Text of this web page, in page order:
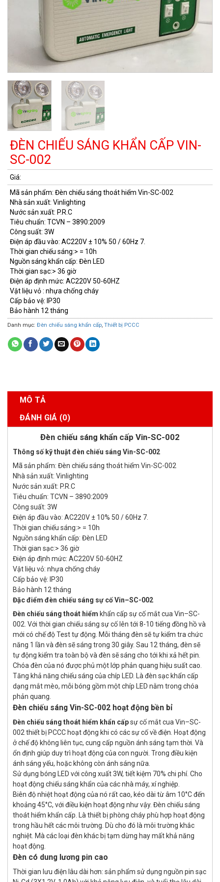
ĐÈN CHIẾU SÁNG KHẨN CẤP VIN-
SC-002
Mã sản phẩm: Đèn chiếu sáng thoát hiểm Vin-SC-002
Nhà sản xuất: Vinlighting
Nước sản xuất: P.R.C
Tiêu chuẩn: TCVN – 3890:2009
Công suất: 3W
Điện áp đầu vào: AC220V ± 10% 50 / 60Hz 7.
Thời gian chiếu sáng:> = 10h
Nguồn sáng khẩn cấp: Đèn LED
Thời gian sạc:> 36 giờ
Điện áp định mức: AC220V 50-60HZ
Vật liệu vỏ : nhựa chống cháy
Cấp bảo vệ: IP30
Bảo hành 12 tháng
Danh mục: Đèn chiếu sáng khẩn cấp, Thiết bị PCCC
MÔ TẢ
ĐÁNH GIÁ (0)
Đèn chiếu sáng khẩn cấp Vin-SC-002
Thông số kỹ thuật đèn chiếu sáng Vin-SC-002
Mã sản phẩm: Đèn chiếu sáng thoát hiểm Vin-SC-002
Nhà sản xuất: Vinlighting
Nước sản xuất: P.R.C
Tiêu chuẩn: TCVN – 3890:2009
Công suất: 3W
Điện áp đầu vào: AC220V ± 10% 50 / 60Hz 7.
Thời gian chiếu sáng:> = 10h
Nguồn sáng khẩn cấp: Đèn LED
Thời gian sạc:> 36 giờ
Điện áp định mức: AC220V 50-60HZ
Vật liệu vỏ: nhựa chống cháy
Cấp bảo vệ: IP30
Bảo hành 12 tháng
Đặc điểm đèn chiếu sáng sự cố Vin–SC-002
Đèn chiếu sáng thoát hiểm khẩn cấp sự cố mắt cua Vin–SC-
002. Với thời gian chiếu sáng sự cố lên tới 8-10 tiếng đồng hồ và
mới có chế độ Test tự động. Mỗi tháng đèn sẽ tự kiểm tra chức
năng 1 lần và đèn sẽ sáng trong 30 giây. Sau 12 tháng, đèn sẽ
tự động kiểm tra toàn bộ và đèn sẽ sáng cho tới khi xả hết pin.
Chóa đèn của nó được phủ một lớp phản quang hiệu suất cao.
Tăng khả năng chiếu sáng của chíp LED. Là đèn sạc khẩn cấp
dạng mắt mèo, mỗi bóng gồm một chíp LED nằm trong chóa
phản quang.
Đèn chiếu sáng Vin-SC-002 hoạt động bền bỉ
Đèn chiếu sáng thoát hiểm khẩn cấpsự cố mắt cua Vin–SC-
002 thiết bị PCCC hoạt động khi có các sự cố về điện. Hoạt động
ở chế độ không liên tục, cung cấp nguồn ánh sáng tạm thời. Và
ổn định giúp duy trì hoạt động của con người. Trong điều kiện
ánh sáng yếu, hoặc không còn ánh sáng nữa.
Sử dụng bóng LED với công xuất 3W, tiết kiệm 70% chi phí. Cho
hoạt động chiếu sáng khẩn của các nhà máy, xí nghiệp.
Biên độ nhiệt hoạt động của nó rất cao, kéo dài từ âm 10°C đến
khoảng 45°C, với điều kiện hoạt động như vậy. Đèn chiếu sáng
thoát hiểm khẩn cấp. Là thiết bị phòng cháy phù hợp hoạt động
trong hầu hết các môi trường. Dù cho đó là môi trường khắc
nghiệt. Mà các loại đèn khác bị tạm dừng hay mất khả năng
hoạt động.
Đèn có dung lương pin cao
Thời gian lưu điện lâu dài hơn: sản phẩm sử dụng nguồn pin sạc